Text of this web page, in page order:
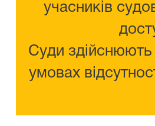
учасників
Суди
умовах